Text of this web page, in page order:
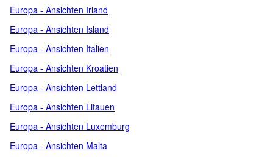
Europa - Ansichten Irland
Europa - Ansichten Island
Europa - Ansichten Italien
Europa - Ansichten Kroatien
Europa - Ansichten Lettland
Europa - Ansichten Litauen
Europa - Ansichten Luxemburg
Europa - Ansichten Malta